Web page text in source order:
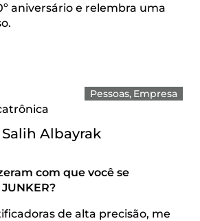
aniversário e relembra uma
Pessoas Empresa
Albayrak
com que você se
de alta precisão, me